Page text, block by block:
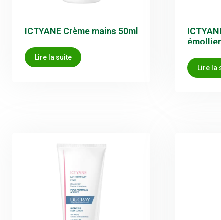
ICTYANE Crème mains 50ml
Lire la suite
Lire la